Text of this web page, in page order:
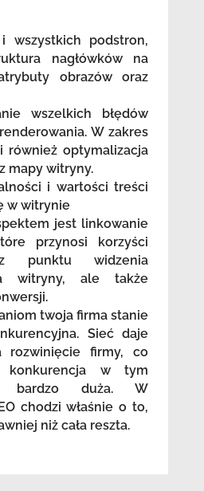
wszystkich podstron,
nagłówków na
obrazów oraz
wszelkich błędów
W zakres
również optymalizacja
mapy witryny.
i wartości treści
w witrynie
jest linkowanie
przynosi korzyści
widzenia
witryny, ale także
twoja firma stanie
Sieć daje
rozwinięcie firmy, co
konkurencja w tym
bardzo duża. W
chodzi właśnie o to,
niż cała reszta.